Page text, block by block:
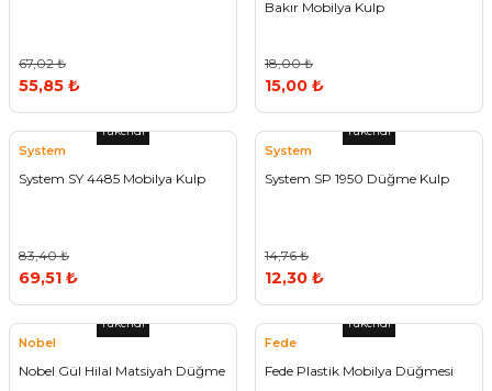
67,02 ₺
55,85 ₺
Bakır Mobilya Kulp
18,00 ₺
15,00 ₺
Tükendi
System
System SY 4485 Mobilya Kulp
83,40 ₺
69,51 ₺
Tükendi
System
System SP 1950 Düğme Kulp
14,76 ₺
12,30 ₺
Tükendi
Nobel
Nobel Gül Hilal Matsiyah Düğme
Tükendi
Fede
Fede Plastik Mobilya Düğmesi